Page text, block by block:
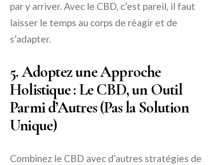
par y arriver. Avec le CBD, c’est pareil, il faut
laisser le temps au corps de réagir et de
s’adapter.
5. Adoptez une Approche
Holistique : Le CBD, un Outil
Parmi d’Autres (Pas la Solution
Unique)
Combinez le CBD avec d’autres stratégies de